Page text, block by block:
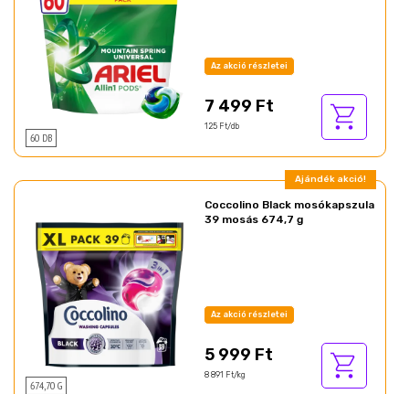
60 DB
Az akció részletei
7 499 Ft
125 Ft/db
Ajándék akció!
674,70 G
Coccolino Black mosókapszula
39 mosás 674,7 g
Az akció részletei
5 999 Ft
8 891 Ft/kg